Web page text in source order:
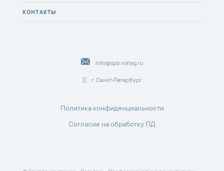
КОНТАКТЫ
info@spb.voltag.ru
г. Санкт-Петербург
Политика конфиденциальности
Согласие на обработку ПД